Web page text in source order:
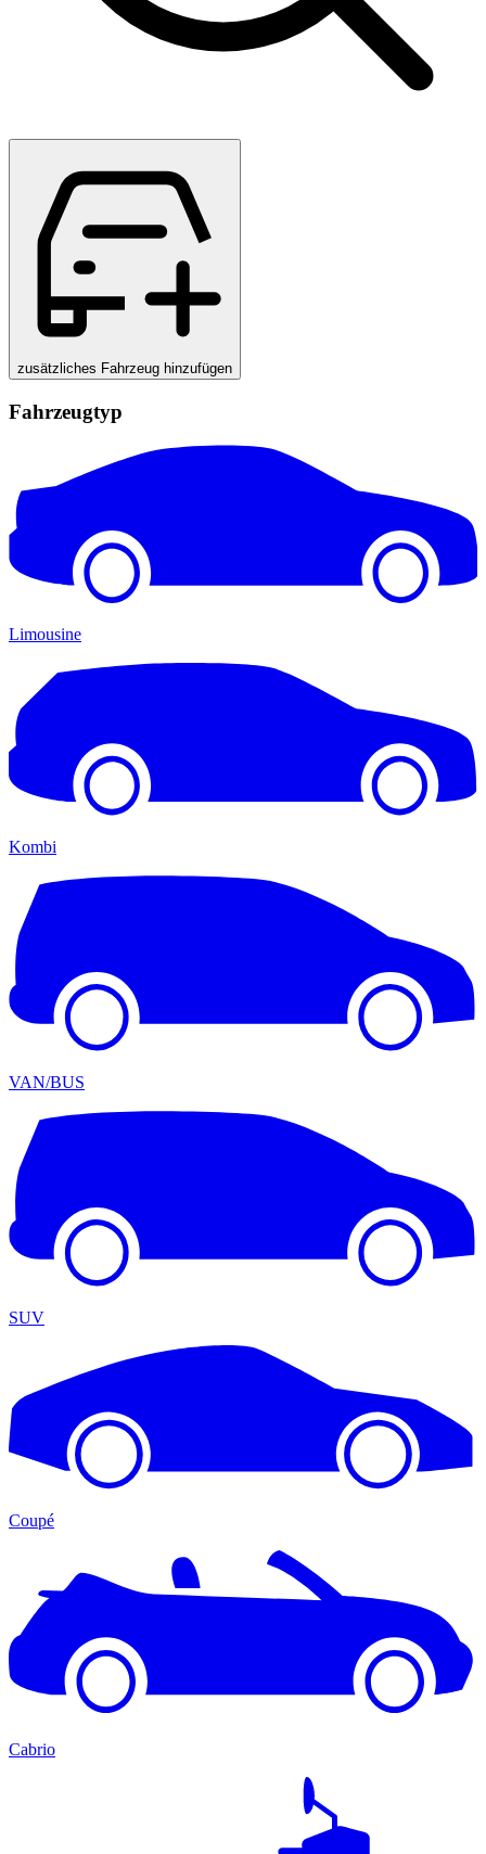
zusätzliches Fahrzeug hinzufügen
Fahrzeugtyp
Limousine
Kombi
VAN/BUS
SUV
Coupé
Cabrio